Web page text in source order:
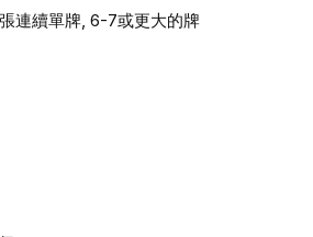
連續單牌, 6-7或更⼤的牌